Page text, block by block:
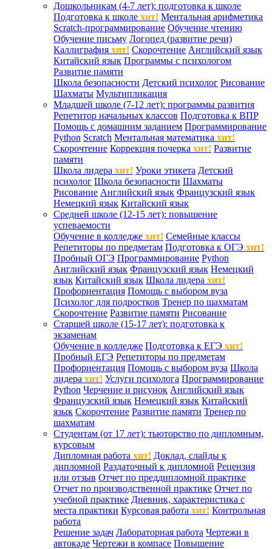
Дошкольникам (4-7 лет): подготовка к школе
Подготовка к школе хит! Ментальная арифметика
Scratch-программирование Обучение чтению
Обучение письму Логопед (развитие речи)
Каллиграфия хит! Скорочтение Английский язык
Китайский язык Программы с психологом
Развитие памяти
Школа безопасности Детский психолог Рисование
Шахматы Мультипликация
Младшей школе (7-12 лет): программы развития
Репетитор начальных классов Подготовка к ВПР
Помощь с домашним заданием Программирование
Python Scratch Ментальная математика хит!
Скорочтение Коррекция почерка хит! Развитие
памяти
Школа лидера хит! Уроки этикета Детский
психолог Школа безопасности Шахматы
Рисование Английский язык Французский язык
Немецкий язык Китайский язык
Средней школе (12-15 лет): повышение
успеваемости
Обучение в колледже хит! Семейные классы
Репетиторы по предметам Подготовка к ОГЭ хит!
Пробный ОГЭ Программирование Python
Английский язык Французский язык Немецкий
язык Китайский язык Школа лидера хит!
Профориентация Помощь с выбором вуза
Психолог для подростков Тренер по шахматам
Скорочтение Развитие памяти Рисование
Старшей школе (15-17 лет): подготовка к
экзаменам
Обучение в колледже Подготовка к ЕГЭ хит!
Пробный ЕГЭ Репетиторы по предметам
Профориентация Помощь с выбором вуза Школа
лидера хит! Услуги психолога Программирование
Python Черчение и рисунок Английский язык
Французский язык Немецкий язык Китайский
язык Скорочтение Развитие памяти Тренер по
шахматам
Студентам (от 17 лет): тьюторство по дипломным,
курсовым
Дипломная работа хит! Доклад, слайды к
дипломной Раздаточный к дипломной Рецензия
или отзыв Отчет по преддипломной практике
Отчет по производственной практике Отчет по
учебной практике Дневник, характеристика с
места практики Курсовая работа хит! Контрольная
работа
Решение задач Лабораторная работа Чертежи в
автокаде Чертежи в компасе Повышение